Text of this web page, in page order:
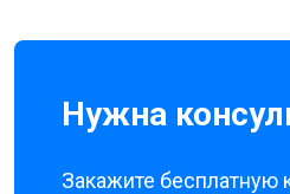
Нужна
Закажите бесплатную